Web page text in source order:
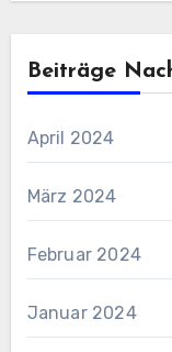
Beiträge
April 2024
März 2024
Februar 2024
Januar 2024